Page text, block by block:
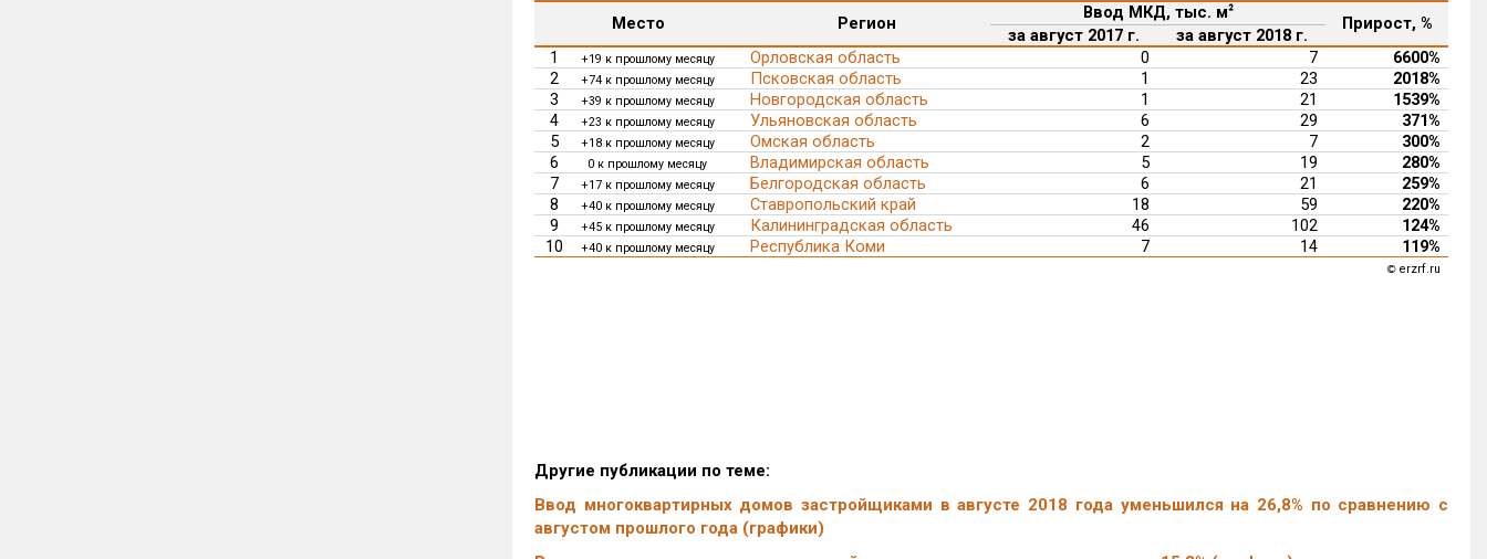
Место Регион
Ввод МКД, тыс. м² Прирост, %
за август 2017 г.
за август 2018 г.
1
+19 к прошлому месяцу Орловская область 0 7
6600%
2
+74 к прошлому месяцу Псковская область 1 23
2018%
3
+39 к прошлому месяцу Новгородская область 1 21
1539%
4
+23 к прошлому месяцу Ульяновская область 6 29
371%
5
+18 к прошлому месяцу Омская область 2 7
300%
6
0 к прошлому месяцу Владимирская область 5 19
280%
7
+17 к прошлому месяцу Белгородская область 6 21
259%
8
+40 к прошлому месяцу Ставропольский край 18 59
220%
9
+45 к прошлому месяцу Калининградская область 46 102
124%
10
+40 к прошлому месяцу Республика Коми 7 14 119%
©erzrf.ru
Другие публикации по теме:
Ввод многоквартирных домов застройщиками в августе 2018 года уменьшился на 26,8% по сравнению с
августом прошлого года (графики)